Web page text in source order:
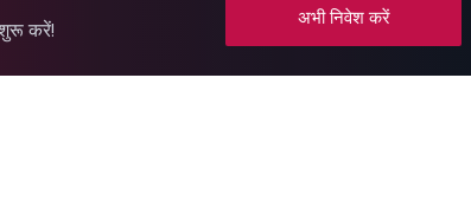
करें!
अभी निवेश करें